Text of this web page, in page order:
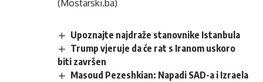
(Mostarski.ba)
Upoznajte najdraže stanovnike Istanbula
Trump vjeruje da će rat s Iranom uskoro
biti završen
Masoud Pezeshkian: Napadi SAD-a i Izraela